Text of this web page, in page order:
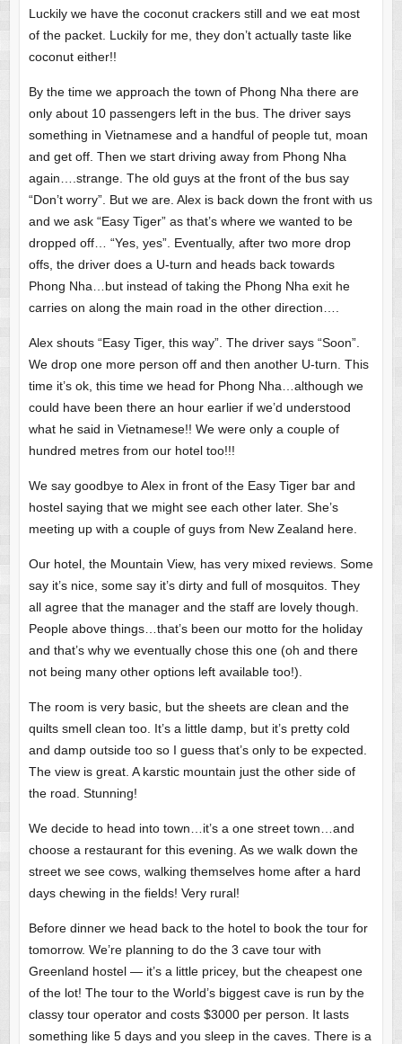
Luckily we have the coconut crackers still and we eat most
of the packet. Luckily for me, they don’t actually taste like
coconut either!!
By the time we approach the town of Phong Nha there are
only about 10 passengers left in the bus. The driver says
something in Vietnamese and a handful of people tut, moan
and get off. Then we start driving away from Phong Nha
again….strange. The old guys at the front of the bus say
“Don’t worry”. But we are. Alex is back down the front with us
and we ask “Easy Tiger” as that’s where we wanted to be
dropped off… “Yes, yes”. Eventually, after two more drop
offs, the driver does a U-turn and heads back towards
Phong Nha…but instead of taking the Phong Nha exit he
carries on along the main road in the other direction….
Alex shouts “Easy Tiger, this way”. The driver says “Soon”.
We drop one more person off and then another U-turn. This
time it’s ok, this time we head for Phong Nha…although we
could have been there an hour earlier if we’d understood
what he said in Vietnamese!! We were only a couple of
hundred metres from our hotel too!!!
We say goodbye to Alex in front of the Easy Tiger bar and
hostel saying that we might see each other later. She’s
meeting up with a couple of guys from New Zealand here.
Our hotel, the Mountain View, has very mixed reviews. Some
say it’s nice, some say it’s dirty and full of mosquitos. They
all agree that the manager and the staff are lovely though.
People above things…that’s been our motto for the holiday
and that’s why we eventually chose this one (oh and there
not being many other options left available too!).
The room is very basic, but the sheets are clean and the
quilts smell clean too. It’s a little damp, but it’s pretty cold
and damp outside too so I guess that’s only to be expected.
The view is great. A karstic mountain just the other side of
the road. Stunning!
We decide to head into town…it’s a one street town…and
choose a restaurant for this evening. As we walk down the
street we see cows, walking themselves home after a hard
days chewing in the fields! Very rural!
Before dinner we head back to the hotel to book the tour for
tomorrow. We’re planning to do the 3 cave tour with
Greenland hostel — it’s a little pricey, but the cheapest one
of the lot! The tour to the World’s biggest cave is run by the
classy tour operator and costs $3000 per person. It lasts
something like 5 days and you sleep in the caves. There is a